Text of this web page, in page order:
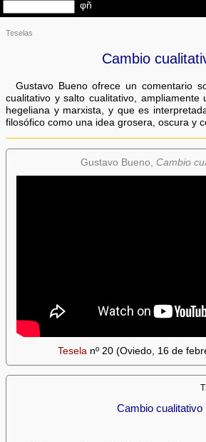
Teselas
Cambio
Gustavo Bueno ofrece un comentario
cualitativo y salto cualitativo, ampliamente
hegeliana y marxista, y que es
filosófico como una idea grosera, oscura y
Gustavo Bueno, Cambio
Tesela nº 20 (Oviedo, 16 de
Cambio cualitativo